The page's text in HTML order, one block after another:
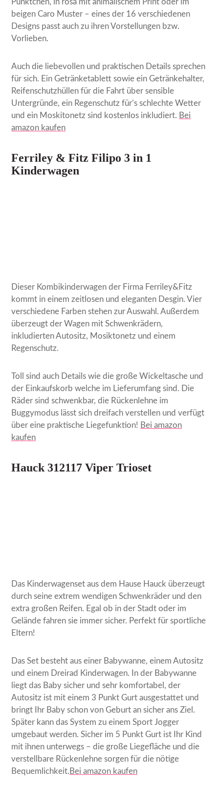
Pünktchen, in rosa mit animalischem Print oder im
beigen Caro Muster – eines der 16 verschiedenen
Designs passt auch zu ihren Vorstellungen bzw.
Vorlieben.
Auch die liebevollen und praktischen Details sprechen
für sich. Ein Getränketablett sowie ein Getränkehalter,
Reifenschutzhüllen für die Fahrt über sensible
Untergründe, ein Regenschutz für’s schlechte Wetter
und ein Moskitonetz sind kostenlos inkludiert. Bei
amazon kaufen
Ferriley & Fitz Filipo 3 in 1
Kinderwagen
Dieser Kombikinderwagen der Firma Ferriley&Fitz
kommt in einem zeitlosen und eleganten Desgin. Vier
verschiedene Farben stehen zur Auswahl. Außerdem
überzeugt der Wagen mit Schwenkrädern,
inkludierten Autositz, Mosiktonetz und einem
Regenschutz.
Toll sind auch Details wie die große Wickeltasche und
der Einkaufskorb welche im Lieferumfang sind. Die
Räder sind schwenkbar, die Rückenlehne im
Buggymodus lässt sich dreifach verstellen und verfügt
über eine praktische Liegefunktion! Bei amazon
kaufen
Hauck 312117 Viper Trioset
Das Kinderwagenset aus dem Hause Hauck überzeugt
durch seine extrem wendigen Schwenkräder und den
extra großen Reifen. Egal ob in der Stadt oder im
Gelände fahren sie immer sicher. Perfekt für sportliche
Eltern!
Das Set besteht aus einer Babywanne, einem Autositz
und einem Dreirad Kinderwagen. In der Babywanne
liegt das Baby sicher und sehr komfortabel, der
Autositz ist mit einem 3 Punkt Gurt ausgestattet und
bringt Ihr Baby schon von Geburt an sicher ans Ziel.
Später kann das System zu einem Sport Jogger
umgebaut werden. Sicher im 5 Punkt Gurt ist Ihr Kind
mit ihnen unterwegs – die große Liegefläche und die
verstellbare Rückenlehne sorgen für die nötige
Bequemlichkeit. Bei amazon kaufen